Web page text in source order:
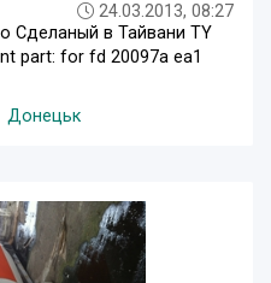
24.03.2013, 08:27
в Тайвани TY
part: for fd 20097a ea1
Донецьк